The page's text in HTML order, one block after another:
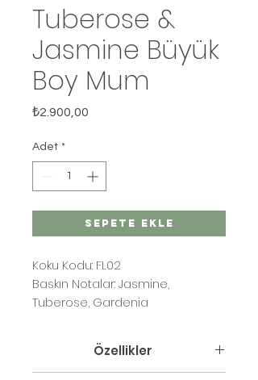
Tuberose &
Jasmine Büyük
Boy Mum
₺2.900,00
Adet *
Sepete Ekle
Koku Kodu: FL02
Baskın Notalar: Jasmine,
Tuberose, Gardenia
Özellikler